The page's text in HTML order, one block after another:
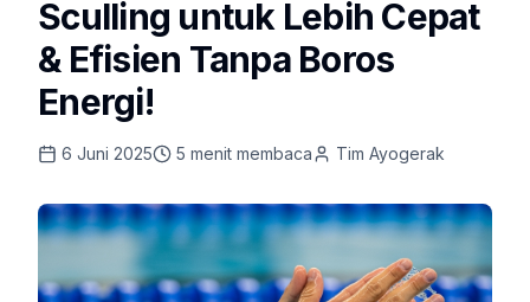
Sculling untuk Lebih Cepat
& Efisien Tanpa Boros
Energi!
6 Juni 2025 5 menit membaca Tim Ayogerak